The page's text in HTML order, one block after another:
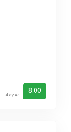
4 oy ile 8.00